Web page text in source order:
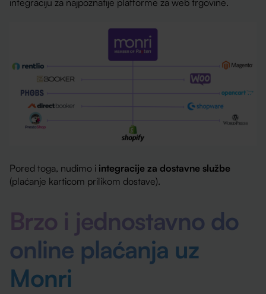
integraciju za najpoznatije platforme za web trgovine.
Pored toga, nudimo i integracije za dostavne službe
(plaćanje karticom prilikom dostave).
Brzo i jednostavno do
online plaćanja uz
Monri